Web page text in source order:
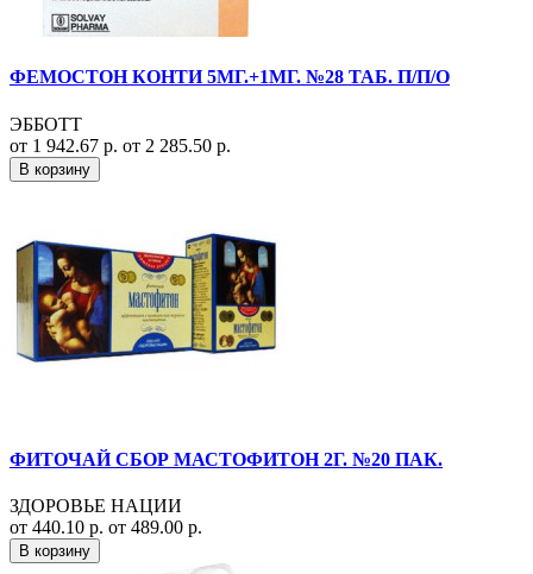
ФЕМОСТОН КОНТИ 5МГ.+1МГ. №28 ТАБ. П/П/О
ЭББОТТ
от 1 942.67 р. от 2 285.50 р.
В корзину
ФИТОЧАЙ СБОР МАСТОФИТОН 2Г. №20 ПАК.
ЗДОРОВЬЕ НАЦИИ
от 440.10 р. от 489.00 р.
В корзину